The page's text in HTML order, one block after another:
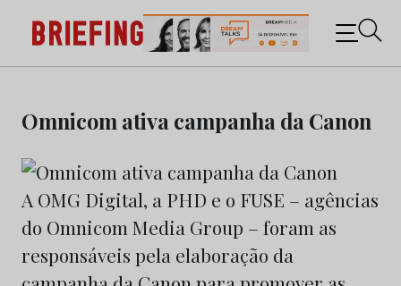
content
Briefing: Todas as notícias sobre os negócios do
Marketing e da Publicidade
Omnicom ativa campanha da Canon
A OMG Digital, a PHD e o FUSE – agências
do Omnicom Media Group – foram as
responsáveis pela elaboração da